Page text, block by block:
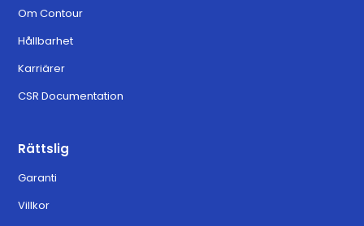
Om Contour
Hållbarhet
Karriärer
CSR Documentation
Rättslig
Garanti
Villkor